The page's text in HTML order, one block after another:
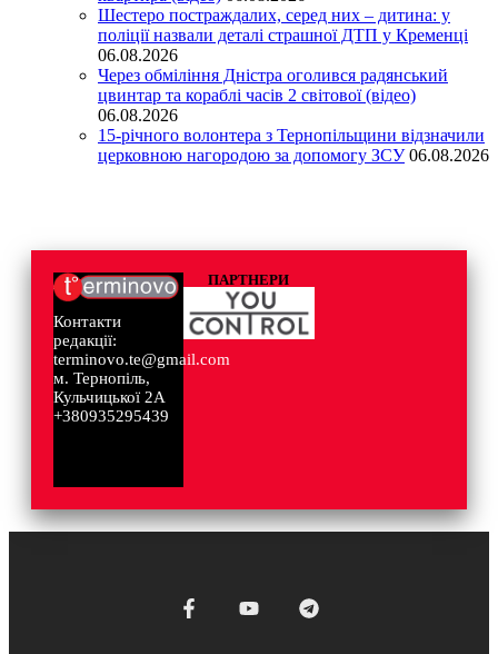
Шестеро постраждалих, серед них – дитина: у
поліції назвали деталі страшної ДТП у Кременці
06.08.2026
Через обміління Дністра оголився радянський
цвинтар та кораблі часів 2 світової (відео)
06.08.2026
15-річного волонтера з Тернопільщини відзначили
церковною нагородою за допомогу ЗСУ 06.08.2026
Контакти
редакції:
terminovo.te@gmail.com
м. Тернопіль,
Кульчицької 2А
+380935295439
ПАРТНЕРИ